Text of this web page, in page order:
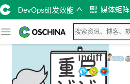
DevOps研发效能 媒体矩阵
indiff